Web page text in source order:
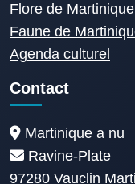
Flore de Martinique
Faune de
Agenda culturel
Contact
Martinique a nu
Ravine-Plate
97280 Vauclin